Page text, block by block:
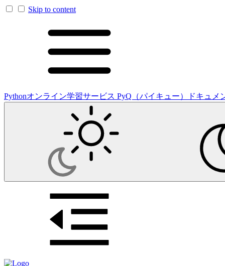
Skip to content
Pythonオンライン学習サービス PyQ（パイキュー）ドキュメ